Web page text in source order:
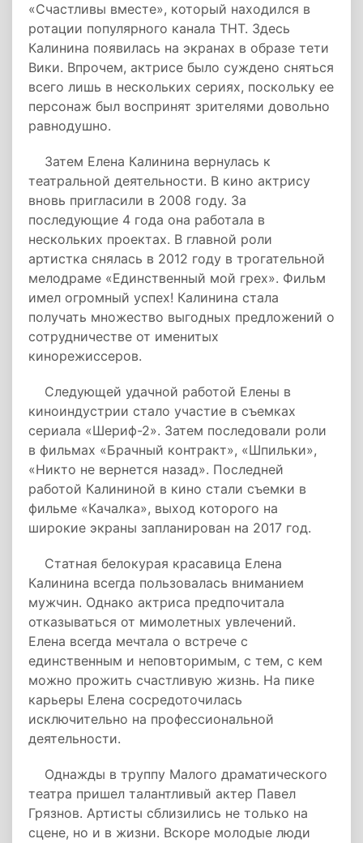
«Счастливы вместе», который находился в
ротации популярного канала ТНТ. Здесь
Калинина появилась на экранах в образе тети
Вики. Впрочем, актрисе было суждено сняться
всего лишь в нескольких сериях, поскольку ее
персонаж был воспринят зрителями довольно
равнодушно.
Затем Елена Калинина вернулась к
театральной деятельности. В кино актрису
вновь пригласили в 2008 году. За
последующие 4 года она работала в
нескольких проектах. В главной роли
артистка снялась в 2012 году в трогательной
мелодраме «Единственный мой грех». Фильм
имел огромный успех! Калинина стала
получать множество выгодных предложений о
сотрудничестве от именитых
кинорежиссеров.
Следующей удачной работой Елены в
киноиндустрии стало участие в съемках
сериала «Шериф-2». Затем последовали роли
в фильмах «Брачный контракт», «Шпильки»,
«Никто не вернется назад». Последней
работой Калининой в кино стали съемки в
фильме «Качалка», выход которого на
широкие экраны запланирован на 2017 год.
Статная белокурая красавица Елена
Калинина всегда пользовалась вниманием
мужчин. Однако актриса предпочитала
отказываться от мимолетных увлечений.
Елена всегда мечтала о встрече с
единственным и неповторимым, с тем, с кем
можно прожить счастливую жизнь. На пике
карьеры Елена сосредоточилась
исключительно на профессиональной
деятельности.
Однажды в труппу Малого драматического
театра пришел талантливый актер Павел
Грязнов. Артисты сблизились не только на
сцене, но и в жизни. Вскоре молодые люди